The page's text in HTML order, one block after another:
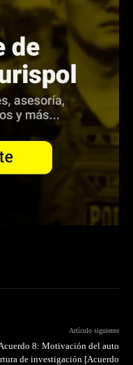
Artículo siguiente
8: Motivación del auto
de investigación [Acuerdo